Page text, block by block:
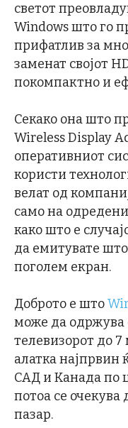
светот
Windows што го
прифатлив за
заменат својот
покомпактно и
Секако она што
Wireless Display
оперативниот
користи
велат од
само на
како што е
да емитувате
поголем екран.
Доброто е што
може да одржува
телевизорот до
алатка најпрвин
САД и Канада по
потоа се очекува
пазар.